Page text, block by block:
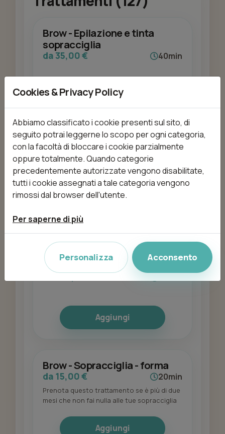
Brow - Epilazione e tinta
sopracciglia
da 35,00 € 40min
Aggiungi
Brow - Laminazione
sopracciglia
da 50,00 € 45min
Brow - Laminazione
sopracciglia - pacchetto di 3
Aggiungi
Brow - Sopracciglia - forma
da 15,00 € 20min
Prenota questo trattamento se è più di due
mesi che non fai nulla alle tue sopracciglia
Aggiungi
Cookies & Privacy Policy
Abbiamo classificato i cookie presenti sul sito, di
seguito potrai leggerne lo scopo per ogni categoria,
con la facoltà di bloccare i cookie parzialmente
oppure totalmente. Quando categorie
precedentemente autorizzate vengono disabilitate,
tutti i cookie assegnati a tale categoria vengono
rimossi dal browser dell'utente.
Per saperne di più
Personalizza Acconsento